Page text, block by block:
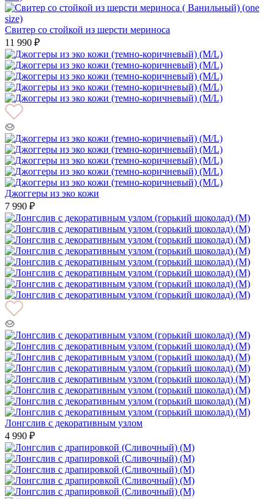
Свитер со стойкой из шерсти мериноса
11 990 ₽
Джоггеры из эко кожи
7 990 ₽
Лонгслив с декоративным узлом
4 990 ₽